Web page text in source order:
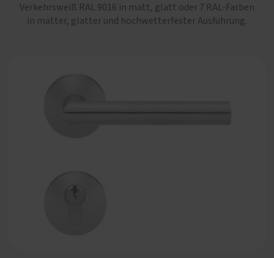
Verkehrsweiß RAL 9016 in matt, glatt oder 7 RAL-Farben
in matter, glatter und hochwetterfester Ausführung.